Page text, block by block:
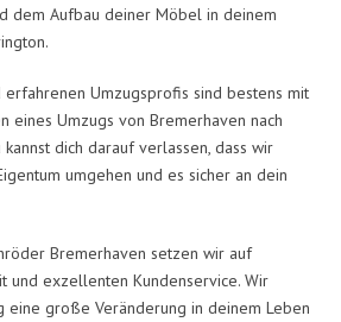
dem Aufbau deiner Möbel in deinem
Umzugsprofis sind bestens mit
eines Umzugs von Bremerhaven nach
dich darauf verlassen, dass wir
umgehen und es sicher an dein
Bremerhaven setzen wir auf
und exzellenten Kundenservice. Wir
eine große Veränderung in deinem Leben